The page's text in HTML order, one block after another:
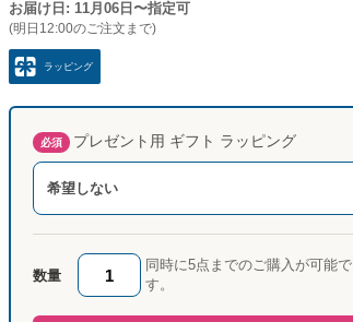
お届け日: 11月06日〜指定可
(明日12:00のご注文まで)
ラッピング
必須 プレゼント用 ギフト ラッピング
希望しない
数量
同時に5点までのご購入が可能で
す。